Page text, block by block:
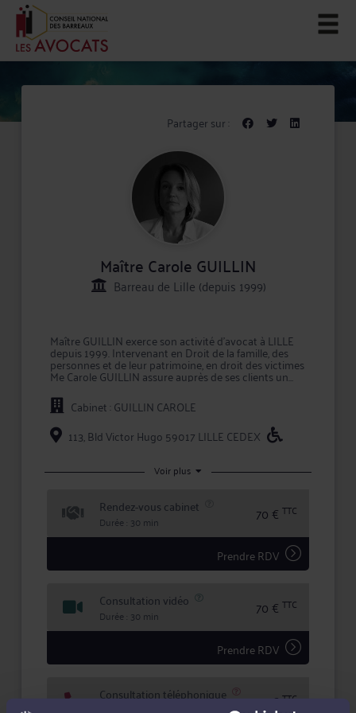
Partager sur :
Maître Carole GUILLIN
Barreau de Lille (depuis 1999)
Maître GUILLIN exerce son activité d'avocat à LILLE
depuis 1999. Intervenant en Droit de la famille, des
personnes et de leur patrimoine, en droit des victimes
Me Carole GUILLIN assure auprès de ses clients un
rôle de conseil et de représentation en justice.
L'approche personnalisée mise en oeuvre par Me
GUILLIN permet d'assurer une prestation de conseil à
valeur ajoutée et une représentation en justice de
qualité devant les tribunaux.
En prenant conseil ou en confiant la défense de vos
active, de compétences certifiées, et d'une totale
confidentialité dans le traitement de votre dossier.
Cabinet : GUILLIN CAROLE
113, Bld Victor Hugo 59017 LILLE CEDEX
Voir plus
Rendez-vous cabinet
Durée : 30 min 70 € TTC
Prendre RDV
Consultation vidéo
Durée : 30 min 70 € TTC
Prendre RDV
Consultation téléphonique 35 €TTC